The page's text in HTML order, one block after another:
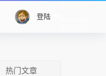
登陆
热门文章